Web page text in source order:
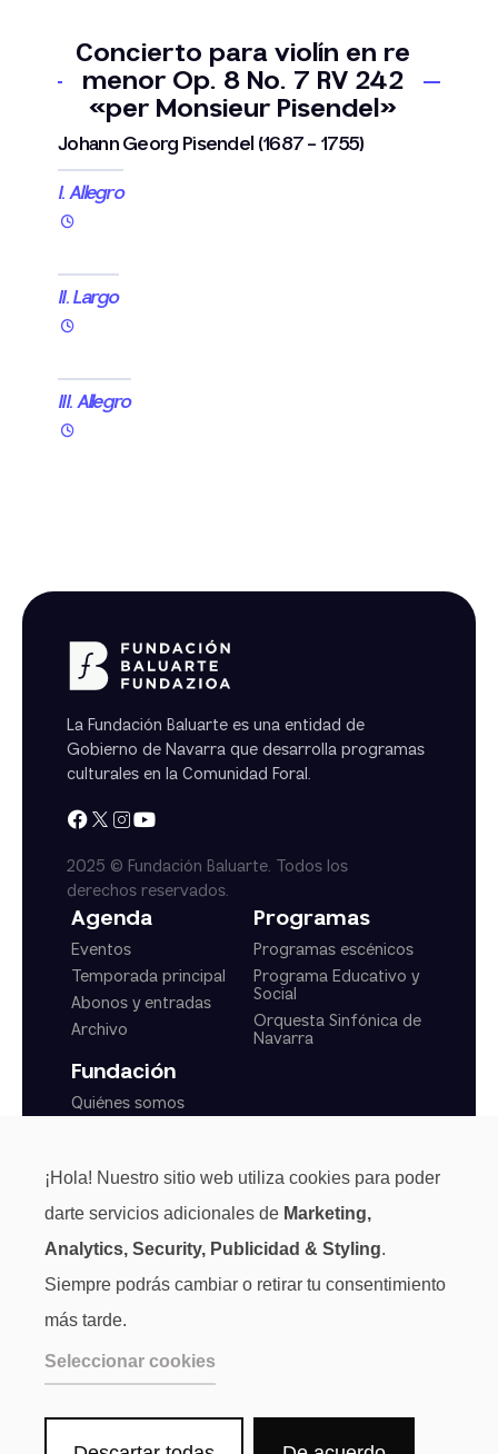
Concierto para violín en re
menor Op. 8 No. 7 RV 242
«per Monsieur Pisendel»
Johann Georg Pisendel (1687 - 1755)
I. Allegro
II. Largo
III. Allegro
La Fundación Baluarte es una entidad de
Gobierno de Navarra que desarrolla programas
culturales en la Comunidad Foral.
2025 © Fundación Baluarte. Todos los
derechos reservados.
Agenda
Eventos
Temporada principal
Abonos y entradas
Archivo
Programas
Programas escénicos
Programa Educativo y
Social
Orquesta Sinfónica de
Navarra
Fundación
Quiénes somos
Normas generales
¡Hola! Nuestro sitio web utiliza cookies para poder
darte servicios adicionales de Marketing,
Analytics, Security, Publicidad & Styling.
Siempre podrás cambiar o retirar tu consentimiento
más tarde.
Seleccionar cookies